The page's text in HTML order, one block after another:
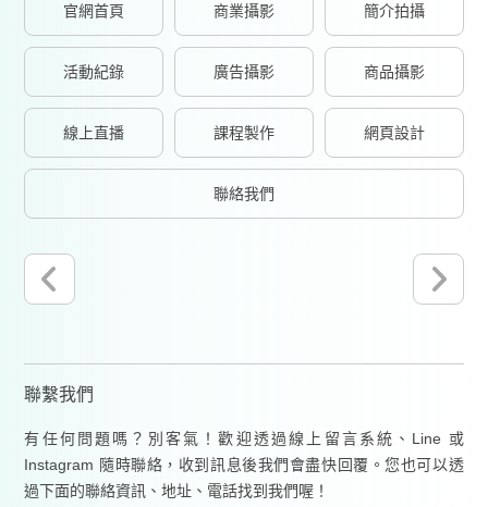
官網首頁 商業攝影 簡介拍攝
活動紀錄 廣告攝影 商品攝影
線上直播 課程製作 網頁設計
聯絡我們
聯繫我們
有任何問題嗎？別客氣！歡迎透過線上留言系統、Line 或
Instagram 隨時聯絡，收到訊息後我們會盡快回覆。您也可以透
過下面的聯絡資訊、地址、電話找到我們喔！